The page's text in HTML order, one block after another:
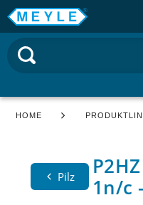
HOME
Pilz
1n/c